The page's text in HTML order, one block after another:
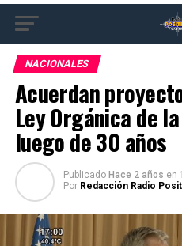
NACIONALES
Acuerdan
Ley Orgánica de
luego de 30 años
Publicado Hace 2 años en
Por Redacción Radio